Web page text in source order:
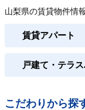
山梨県の賃貸物件情
賃貸アパート
戸建て・テラ
こだわりから探